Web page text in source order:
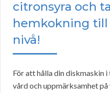
citronsyra och
hemkokning till
nivå!
För att hålla din diskmaskin
vård och uppmärksamhet